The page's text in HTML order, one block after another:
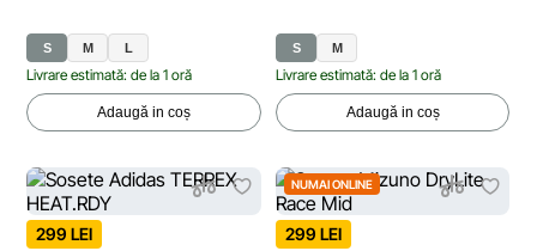
S M L
Livrare estimată: de la 1 oră
Adaugă in coș
S M
Livrare estimată: de la 1 oră
Adaugă in coș
299 LEI
NUMAI ONLINE
299 LEI